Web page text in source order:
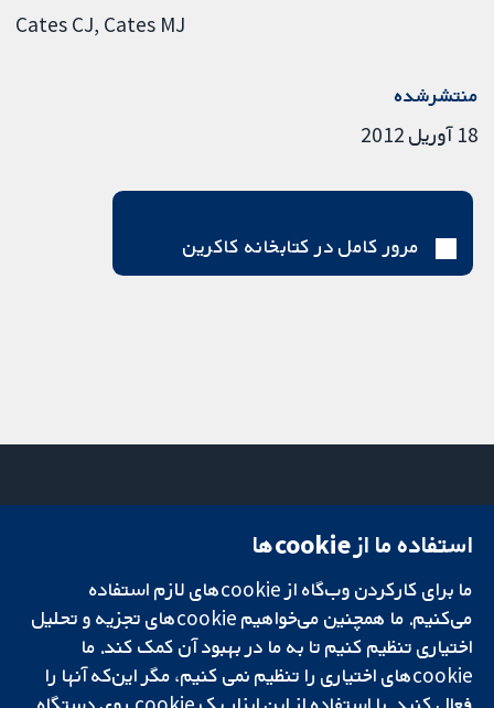
Cates CJ Cates MJ
منتشرشده
18 آوریل 2012
مرور کامل در کتابخانه کاکرین
تحقیقات قابل
اعتماد.
تصمیم‌گیری آگاهانه.
سلامت بهتر.
میدان کاوندیش
لندن
W1G 0AN
بریتانیا
دفتر رسانه‌ای
درباره ما
فرصت‌های
شغلی
Cochrane
استفاده ما از cookie‌ها
ما برای کارکردن وب‌گاه از cookie‌های لازم استفاده
می‌کنیم. ما همچنین می‌خواهیم cookie‌های تجزیه و تحلیل
اختیاری تنظیم کنیم تا به ما در بهبود آن کمک کند. ما
cookie‌های اختیاری را تنظیم نمی کنیم، مگر این‌که آنها را